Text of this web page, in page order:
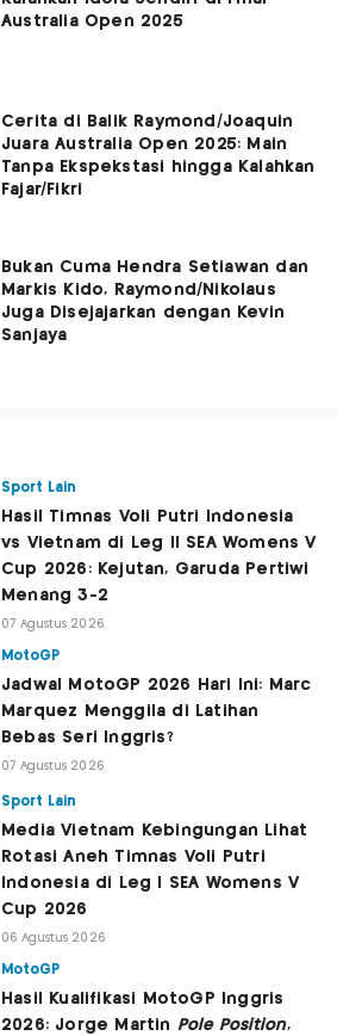
Australia Open 2025
Cerita di Balik Raymond/Joaquin
Juara Australia Open 2025: Main
Tanpa Ekspekstasi hingga Kalahkan
Fajar/Fikri
Bukan Cuma Hendra Setiawan dan
Markis Kido, Raymond/Nikolaus
Juga Disejajarkan dengan Kevin
Sanjaya
Sport Lain
Hasil Timnas Voli Putri Indonesia
vs Vietnam di Leg II SEA Womens V
Cup 2026: Kejutan, Garuda Pertiwi
Menang 3-2
07 Agustus 2026
MotoGP
Jadwal MotoGP 2026 Hari Ini: Marc
Marquez Menggila di Latihan
Bebas Seri Inggris?
07 Agustus 2026
Sport Lain
Media Vietnam Kebingungan Lihat
Rotasi Aneh Timnas Voli Putri
Indonesia di Leg I SEA Womens V
Cup 2026
06 Agustus 2026
MotoGP
Hasil Kualifikasi MotoGP Inggris
2026: Jorge Martin Pole Position,